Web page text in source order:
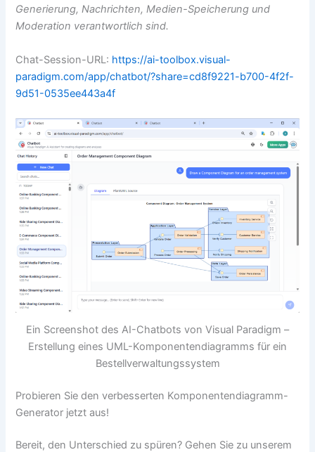
Generierung, Nachrichten, Medien-Speicherung und
Moderation verantwortlich sind.
Chat-Session-URL: https://ai-toolbox.visual-
paradigm.com/app/chatbot/?share=cd8f9221-b700-4f2f-
9d51-0535ee443a4f
Ein Screenshot des AI-Chatbots von Visual Paradigm –
Erstellung eines UML-Komponentendiagramms für ein
Bestellverwaltungssystem
Probieren Sie den verbesserten Komponentendiagramm-
Generator jetzt aus!
Bereit, den Unterschied zu spüren? Gehen Sie zu unserem